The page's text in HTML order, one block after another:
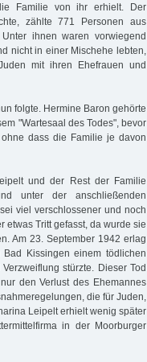
Familie von ihr erhielt. Der
zählte 771 Personen aus
ihnen waren vorwiegend
nicht in einer Mischehe lebten,
mit ihren Ehefrauen und
folgte. Hermine Baron gehörte
"Wartesaal des Todes", bevor
dass die Familie je davon
und der Rest der Familie
unter der anschließenden
viel verschlossener und noch
Tritt gefasst, da wurde sie
Am 23. September 1942 erlag
Kissingen einem tödlichen
stürzte. Dieser Tod
den Verlust des Ehemannes
die für Juden,
Leipelt erhielt wenig später
in der Moorburger